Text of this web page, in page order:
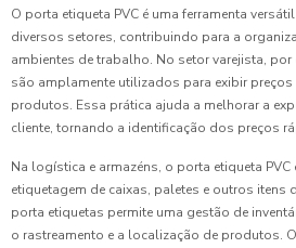
O porta etiqueta PVC é uma ferramenta
diversos setores, contribuindo para a
ambientes de trabalho. No setor varejista,
são amplamente utilizados para exibir
produtos. Essa prática ajuda a melhorar a
cliente, tornando a identificação dos preços
Na logística e armazéns, o porta etiqueta PVC
etiquetagem de caixas, paletes e outros itens
porta etiquetas permite uma gestão de
o rastreamento e a localização de produtos.